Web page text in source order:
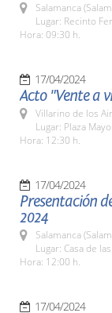
Salamanca
Lugar: Recinto
Hora: 09:30 h.
17/04/2024
Acto "Vente a
Villarino de los
Lugar: Plaza
Hora: 12:30 h.
17/04/2024
Presentación
2024
Salamanca
Lugar: Casa de
Hora: 12:00 h.
17/04/2024